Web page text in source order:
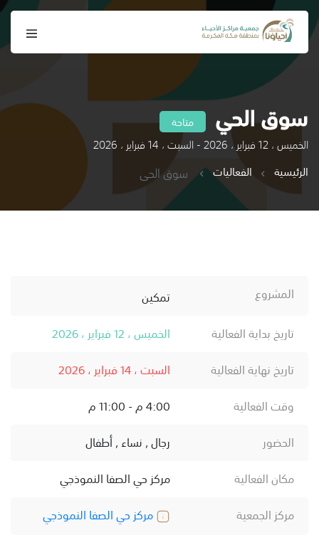
سوق الحي متاحة
الخميس ، 12 فبراير ، 2026 - السبت ، 14 فبراير ، 2026
الرئيسية
الفعاليات سوق الحي
المشروع
تمكين
تاريخ بداية الفعالية
الخميس ، 12 فبراير ، 2026
تاريخ نهاية الفعالية
السبت ، 14 فبراير ، 2026
وقت الفعالية
4:00 م - 11:00 م
الحضور
رجال , نساء , أطفال
مكان الفعالية
مركز حي الصفا النموذجي
مركز الجمعية
مركز حي الصفا النموذجي